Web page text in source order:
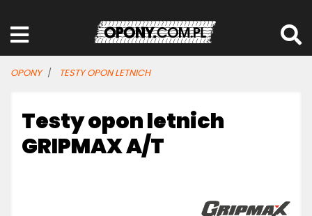
OPONY TESTY OPON LETNICH
Testy opon letnich
GRIPMAX A/T